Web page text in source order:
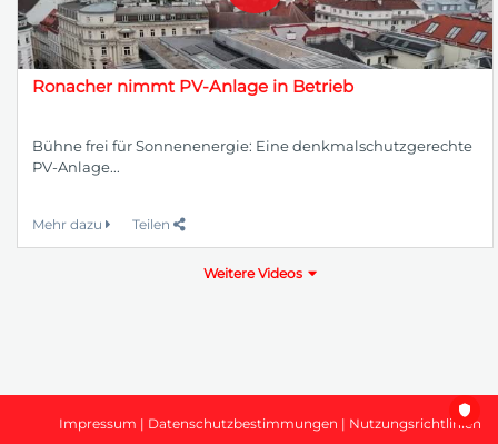
Ronacher nimmt PV-Anlage in Betrieb
Bühne frei für Sonnenenergie: Eine denkmalschutzgerechte
PV-Anlage...
Mehr dazu Teilen
Weitere Videos
Impressum | Datenschutzbestimmungen | Nutzungsrichtlinien